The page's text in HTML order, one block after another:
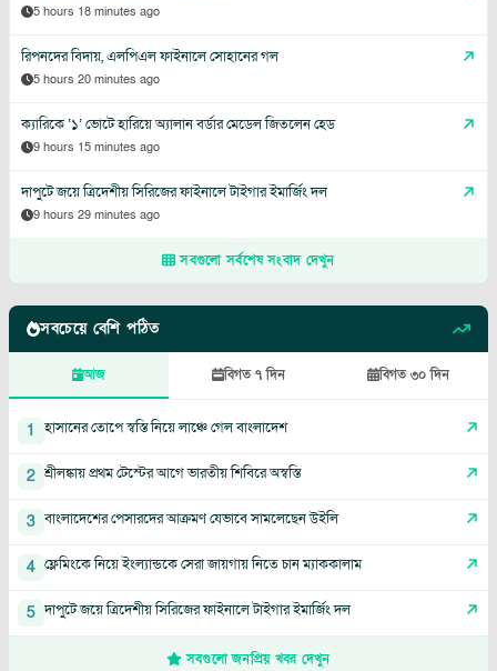
5 hours 18 minutes ago
রিপনদের বিদায়, এলপিএল ফাইনালে সোহানের গল
5 hours 20 minutes ago
ক্যারিকে ‘১’ ভোটে হারিয়ে অ্যালান বর্ডার মেডেল জিতলেন হেড
9 hours 15 minutes ago
দাপুটে জয়ে ত্রিদেশীয় সিরিজের ফাইনালে টাইগার ইমার্জিং দল
9 hours 29 minutes ago
সবগুলো সর্বশেষ সংবাদ দেখুন
সবচেয়ে বেশি পঠিত
আজ বিগত ৭ দিন বিগত ৩০ দিন
1 হাসানের তোপে স্বস্তি নিয়ে লাঞ্চে গেল বাংলাদেশ
2 শ্রীলঙ্কায় প্রথম টেস্টের আগে ভারতীয় শিবিরে অস্বস্তি
3 বাংলাদেশের পেসারদের আক্রমণ যেভাবে সামলেছেন উইলি
4 ফ্লেমিংকে নিয়ে ইংল্যান্ডকে সেরা জায়গায় নিতে চান ম্যাককালাম
5 দাপুটে জয়ে ত্রিদেশীয় সিরিজের ফাইনালে টাইগার ইমার্জিং দল
সবগুলো জনপ্রিয় খবর দেখুন